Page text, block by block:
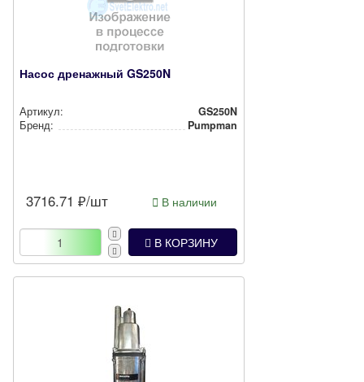
Насос дренажный GS250N
Артикул:
GS250N
Бренд:
Pumpman
3716.71 ₽/шт В наличии
В КОРЗИНУ